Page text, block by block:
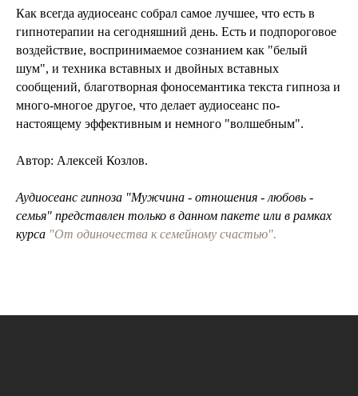
Как всегда аудиосеанс собрал самое лучшее, что есть в
гипнотерапии на сегодняшний день. Есть и подпороговое
воздействие, воспринимаемое сознанием как "белый
шум", и техника вставных и двойных вставных
сообщений, благотворная фоносемантика текста гипноза и
много-многое другое, что делает аудиосеанс по-
настоящему эффективным и немного "волшебным".
Автор: Алексей Козлов.
Аудиосеанс гипноза "Мужчина - отношения - любовь -
семья" представлен только в данном пакете или в рамках
курса "От одиночества к семейному счастью".